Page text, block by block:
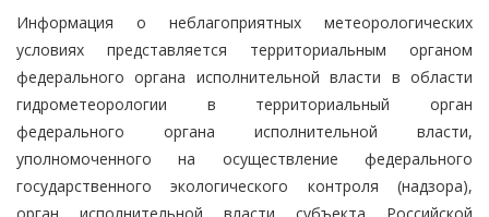
Информация о неблагоприятных метеорологических
условиях представляется территориальным органом
федерального органа исполнительной власти в области
гидрометеорологии в территориальный орган
федерального органа исполнительной власти,
уполномоченного на осуществление федерального
государственного экологического контроля (надзора),